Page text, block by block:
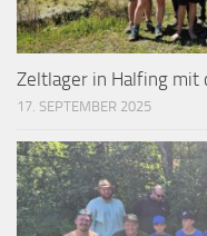
Zeltlager in Halfing mit
17. SEPTEMBER 2025